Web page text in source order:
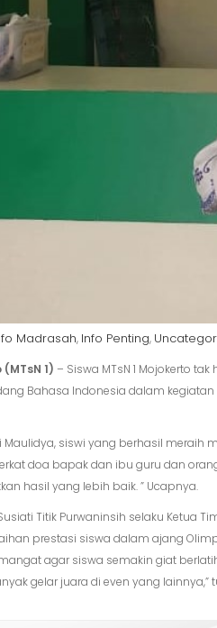
Madrasah, Info Penting,
1) – Siswa MTsN 1 Mojokerto
Bahasa Indonesia dalam
Maulidya, siswi yang berhasil meraih
doa bapak dan ibu guru dan
hasil yang lebih baik. ” Ucapnya.
Titik Purwaninsih selaku Ketua
prestasi siswa dalam ajang
agar siswa semakin giat
gelar juara di even yang lainnya,”